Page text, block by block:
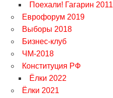
Поехали! Гагарин 2011
Еврофорум 2019
Выборы 2018
Бизнес-клуб
ЧМ-2018
Конституция РФ
Ёлки 2022
Ёлки 2021